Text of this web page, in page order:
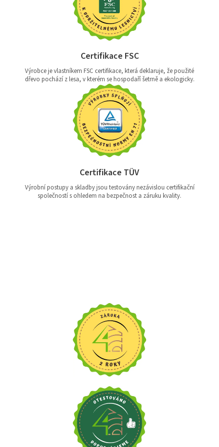
Certifikace FSC
Výrobce je vlastníkem FSC certifikace, která deklaruje, že použité
dřevo pochází z lesa, v kterém se hospodaří šetrně a ekologicky.
Certifikace TÜV
Výrobní postupy a skladby jsou testovány nezávislou certifikační
společností s ohledem na bezpečnost a záruku kvality.